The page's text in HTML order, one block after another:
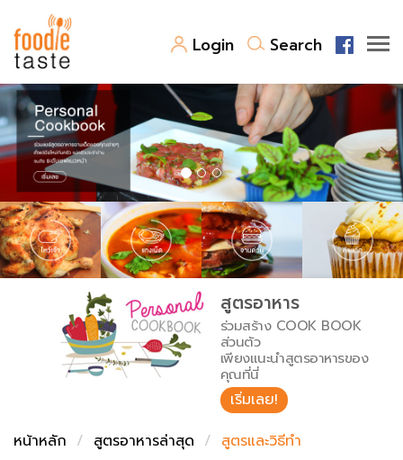
Login Search
สูตรอาหาร
สูตรอาหารล่าสุด
Top Foodie
พาไปชิม
สารพันก้นครัว
เคล็ดลับน่ารู้
เปรียบเทียบหน่วยการตวง
เปรียบเทียบอุณหภูมิ
เปรียบเทียบน้ำหนักวัตถุดิบ
FoodPedia
สร้าง Cookbook
สูตรอาหาร
ร่วมสร้าง COOK BOOK
ส่วนตัว
เพียงแนะนำสูตรอาหารของ
คุณที่นี่
เริ่มเลย!
หน้าหลัก
สูตรอาหารล่าสุด สูตรและวิธีทำ